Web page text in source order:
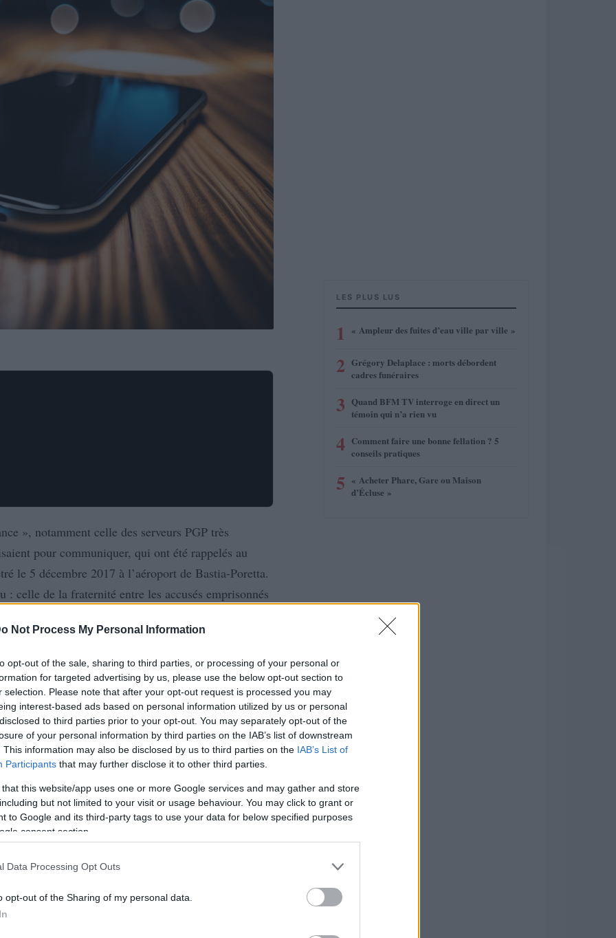
Not Process My Personal Information
opt-out of the sale, sharing to third parties, or processing of your personal or
for targeted advertising by us, please use the below opt-out section to
selection. Please note that after your opt-out request is processed you may
interest-based ads based on personal information utilized by us or personal
to third parties prior to your opt-out. You may separately opt-out of the
of your personal information by third parties on the IAB’s list of downstream
This information may also be disclosed by us to third parties on the IAB’s List of
Participants that may further disclose it to other third parties.
that this website/app uses one or more Google services and may gather and store
but not limited to your visit or usage behaviour. You may click to grant or
to Google and its third-party tags to use your data for below specified purposes
consent section.
Data Processing Opt Outs
opt-out of the Sharing of my personal data.
», notamment celle des serveurs PGP très
pour communiquer, qui ont été rappelés au
le 5 décembre 2017 à l’aéroport de Bastia-Poretta.
celle de la fraternité entre les accusés emprisonnés
unanime de refuser leurs défenseurs
après que le tribunal a rejeté leur demande de
LES PLUS LUS
1 « Ampleur des fuites d’eau ville par ville »
2 Grégory Delaplace : morts débordent
cadres funéraires
3 Quand BFM TV interroge en direct un
témoin qui n’a rien vu
4 Comment faire une bonne fellation ? 5
conseils pratiques
5 « Acheter Phare, Gare ou Maison
d’Écluse »